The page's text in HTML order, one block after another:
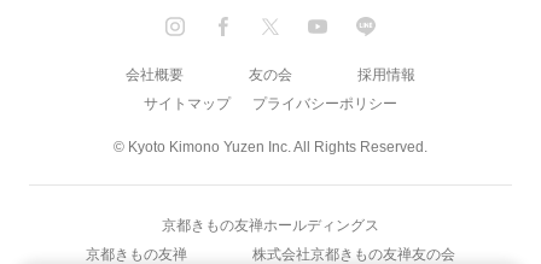
© Kyoto Kimono Yuzen Inc. All Rights Reserved.
会社概要 友の会
採用情報
サイトマップ
プライバシーポリシー
京都きもの友禅ホールディングス
京都きもの友禅
株式会社京都きもの友禅友の会